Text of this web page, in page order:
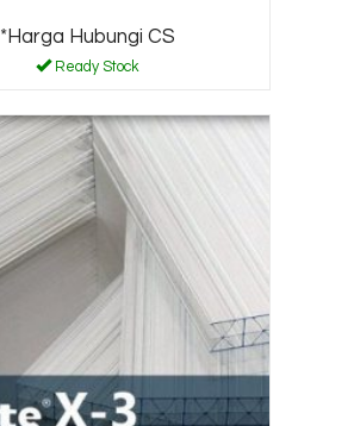
*Harga Hubungi CS
Ready Stock